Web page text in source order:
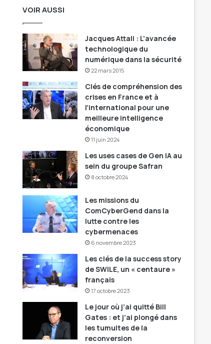
VOIR AUSSI
Jacques Attali : L’avancée
technologique du
numérique dans la sécurité
22 mars 2015
Clés de compréhension des
crises en France et à
l’international pour une
meilleure intelligence
économique
11 juin 2024
Les uses cases de Gen IA au
sein du groupe Safran
8 octobre 2024
Les missions du
ComCyberGend dans la
lutte contre les
cybermenaces
6 novembre 2023
Les clés de la success story
de SWILE, un « centaure »
français
17 octobre 2023
Le jour où j’ai quitté Bill
Gates : et j’ai plongé dans
les tumultes de la
reconversion